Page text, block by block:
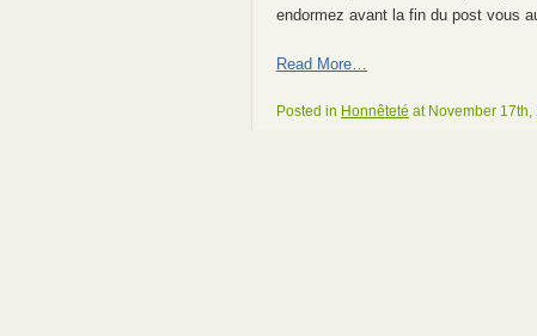
endormez avant la fin du post vous
Read More…
Posted in Honnêteté at November